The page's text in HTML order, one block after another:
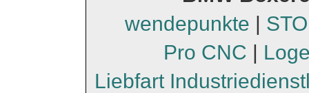
wendepunkte |
Pro CNC |
Liebfart